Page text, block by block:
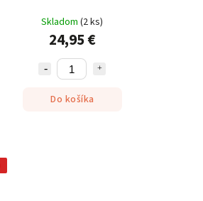
Skladom(2 ks)
24,95 €
Do košíka